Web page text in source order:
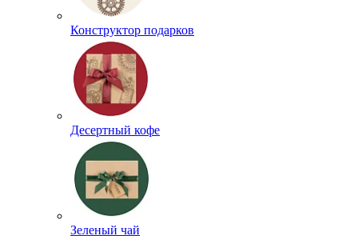
Конструктор подарков
Десертный кофе
Зеленый чай